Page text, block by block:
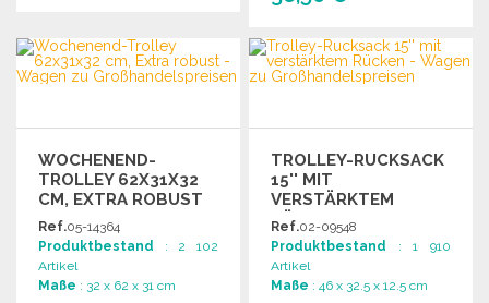
Angebot anfordern
BESTELLEN
Angebot anfordern
WOCHENEND-
TROLLEY 62X31X32
CM, EXTRA ROBUST
Ref.05-14364
Produktbestand : 2 102
Artikel
Maße : 32 x 62 x 31 cm
TROLLEY-RUCKSACK
15'' MIT
VERSTÄRKTEM
RÜCKEN ZU
GROSSHANDELSPREISEN
Ref.02-09548
Produktbestand : 1 910
Artikel
Maße : 46 x 32.5 x 12.5 cm